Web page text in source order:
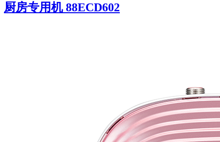
厨房专用机 88ECD602